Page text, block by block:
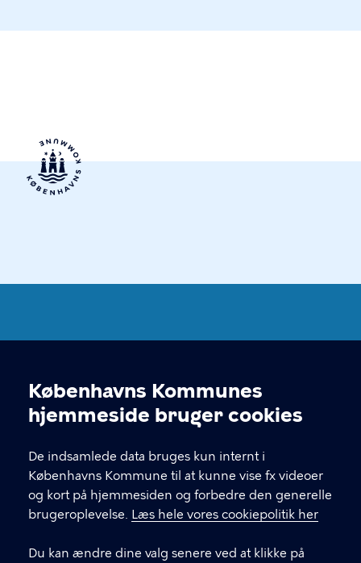
Cookieindstillinger
Københavns Kommunes
hjemmeside bruger cookies
De indsamlede data bruges kun internt i
Københavns Kommune til at kunne vise fx videoer
og kort på hjemmesiden og forbedre den generelle
brugeroplevelse. Læs hele vores cookiepolitik her
Du kan ændre dine valg senere ved at klikke på
Københavns Kommuneplan
Center for Byudvikling, Økonomiforvaltningen,
Københavns Rådhus 3. sal, 1550 København V
LINKS